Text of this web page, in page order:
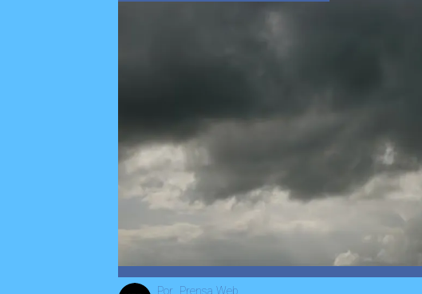
Prensa Web
Por